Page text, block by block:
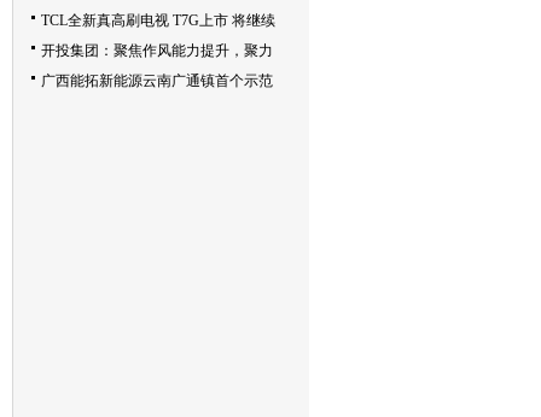
TCL全新真高刷电视 T7G上市 将继续
开投集团：聚焦作风能力提升，聚力
广西能拓新能源云南广通镇首个示范